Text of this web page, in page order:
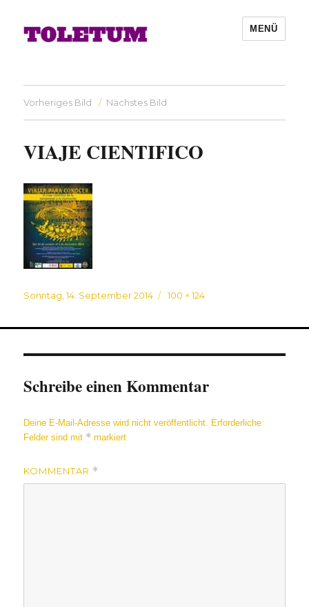
MENÜ
Vorheriges Bild Nächstes Bild
VIAJE CIENTIFICO
Veröffentlicht
Sonntag, 14. September 2014 Originalgröße
100 × 124
Schreibe einen Kommentar
Deine E-Mail-Adresse wird nicht veröffentlicht. Erforderliche
Felder sind mit * markiert
KOMMENTAR *